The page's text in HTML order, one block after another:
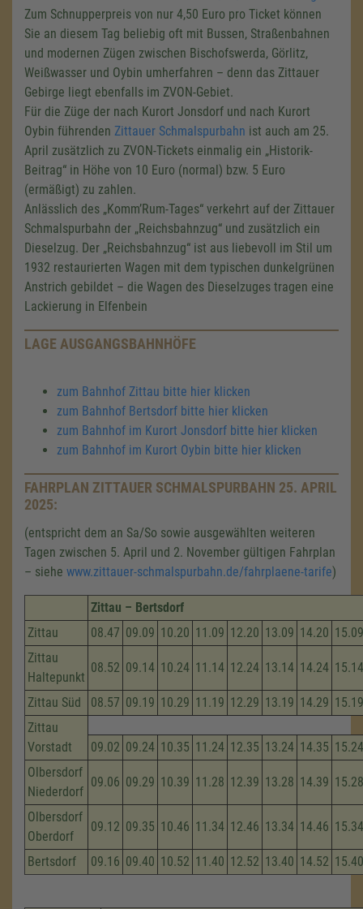
Zum Schnupperpreis von nur 4,50 Euro pro Ticket können
Sie an diesem Tag beliebig oft mit Bussen, Straßenbahnen
und modernen Zügen zwischen Bischofswerda, Görlitz,
Weißwasser und Oybin umherfahren – denn das Zittauer
Gebirge liegt ebenfalls im ZVON-Gebiet.
Für die Züge der nach Kurort Jonsdorf und nach Kurort
Oybin führenden Zittauer Schmalspurbahn ist auch am 25.
April zusätzlich zu ZVON-Tickets einmalig ein „Historik-
Beitrag“ in Höhe von 10 Euro (normal) bzw. 5 Euro
(ermäßigt) zu zahlen.
Anlässlich des „Komm’Rum-Tages“ verkehrt auf der Zittauer
Schmalspurbahn der „Reichsbahnzug“ und zusätzlich ein
Dieselzug. Der „Reichsbahnzug“ ist aus liebevoll im Stil um
1932 restaurierten Wagen mit dem typischen dunkelgrünen
Anstrich gebildet – die Wagen des Dieselzuges tragen eine
Lackierung in Elfenbein
LAGE AUSGANGSBAHNHÖFE
zum Bahnhof Zittau bitte hier klicken
zum Bahnhof Bertsdorf bitte hier klicken
zum Bahnhof im Kurort Jonsdorf bitte hier klicken
zum Bahnhof im Kurort Oybin bitte hier klicken
FAHRPLAN ZITTAUER SCHMALSPURBAHN 25. APRIL
2025:
(entspricht dem an Sa/So sowie ausgewählten weiteren
Tagen zwischen 5. April und 2. November gültigen Fahrplan
– siehe www.zittauer-schmalspurbahn.de/fahrplaene-tarife)
Zittau – Bertsdorf
Zittau
08.47 09.09 10.20 11.09 12.20 13.09 14.20 15.09
Zittau
Haltepunkt
08.52 09.14 10.24 11.14 12.24 13.14 14.24 15.14
Zittau Süd 08.57 09.19 10.29 11.19 12.29 13.19 14.29 15.19
Zittau
Vorstadt
09.02 09.24 10.35 11.24 12.35 13.24 14.35 15.24
Olbersdorf
Niederdorf
09.06 09.29 10.39 11.28 12.39 13.28 14.39 15.28
Olbersdorf
Oberdorf
09.12 09.35 10.46 11.34 12.46 13.34 14.46 15.34
Bertsdorf 09.16 09.40 10.52 11.40 12.52 13.40 14.52 15.40